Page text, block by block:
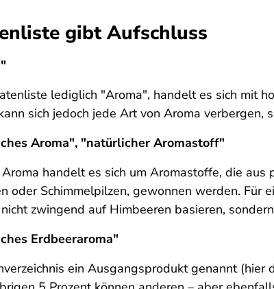
gibt Aufschluss
lediglich "Aroma", handelt es sich mit
sich jedoch jede Art von Aroma verbergen,
Aroma", "natürlicher Aromastoff"
handelt es sich um Aromastoffe, die
oder Schimmelpilzen, gewonnen werden.
zwingend auf Himbeeren basieren,
Erdbeeraroma"
ein Ausgangsprodukt genannt